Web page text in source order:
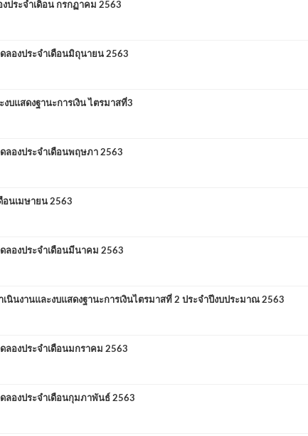
ประจำเดิอน กรกฏาคม 2563
องประจำเดือนมิถุนายน 2563
บแสดงฐานะการเงิน ไตรมาสที่3
องประจำเดือนพฤษภา 2563
นเมษายน 2563
องประจำเดือนมีนาคม 2563
นงานและงบแสดงฐานะการเงินไตรมาสที่ 2 ประจำปีงบประมาณ 2563
องประจำเดือนมกราคม 2563
องประจำเดือนกุมภาพันธ์ 2563